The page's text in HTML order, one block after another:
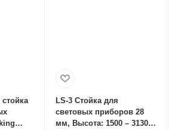
LS-3 Стойка для
световых приборов 28
мм, Высота: 1500 – 3130